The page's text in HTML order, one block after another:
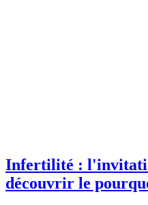
Infertilité :
découvrir le